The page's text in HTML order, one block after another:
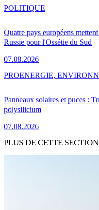
Quatre pays européens
Russie pour l'Ossétie du Sud
07.08.2026
POLITIQUE
Panneaux solaires et puces :
polysilicium
07.08.2026
PROENERGIE,
PLUS DE CETTE SECTION